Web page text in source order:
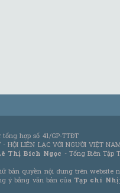
hợp số 41/GP-TTĐT
LIÊN LẠC VỚI NGƯỜI VIỆT
Thị Bích Ngọc - Tổng Biên Tập
bản quyền nội dung trên website
ý bằng văn bản của Tạp chí